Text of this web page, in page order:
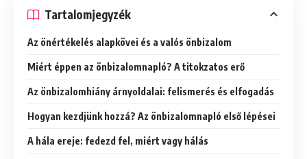
Tartalomjegyzék
Az önértékelés alapkövei és a valós önbizalom
Miért éppen az önbizalomnapló? A titokzatos erő
Az önbizalomhiány árnyoldalai: felismerés és elfogadás
Hogyan kezdjünk hozzá? Az önbizalomnapló első lépései
A hála ereje: fedezd fel, miért vagy hálás